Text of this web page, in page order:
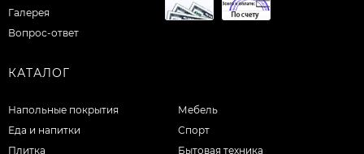
Галерея
Вопрос-ответ
КАТАЛОГ
Напольные покрытия
Еда и напитки
Плитка
Мебель
Спорт
Бытовая техника